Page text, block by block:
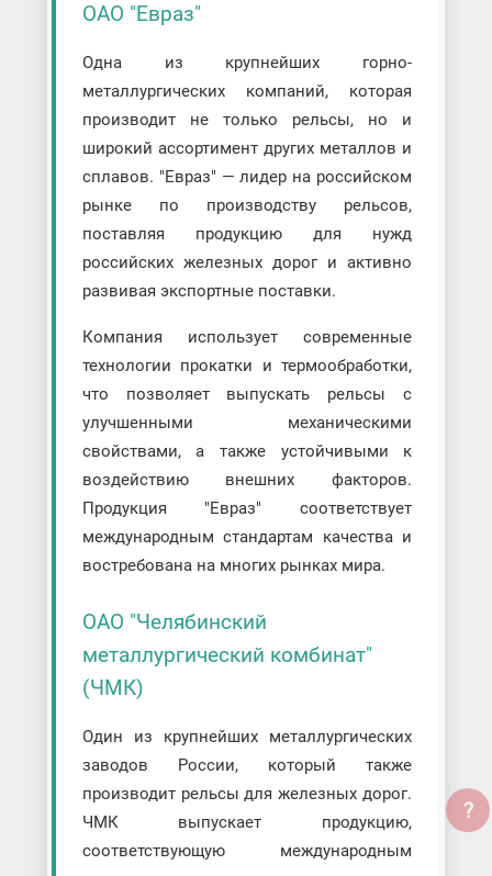
ОАО "Евраз"
Одна из крупнейших горно-
металлургических компаний, которая
производит не только рельсы, но и
широкий ассортимент других металлов и
сплавов. "Евраз" — лидер на российском
рынке по производству рельсов,
поставляя продукцию для нужд
российских железных дорог и активно
развивая экспортные поставки.
Компания использует современные
технологии прокатки и термообработки,
что позволяет выпускать рельсы с
улучшенными механическими
свойствами, а также устойчивыми к
воздействию внешних факторов.
Продукция "Евраз" соответствует
международным стандартам качества и
востребована на многих рынках мира.
ОАО "Челябинский
металлургический комбинат"
(ЧМК)
Один из крупнейших металлургических
заводов России, который также
производит рельсы для железных дорог.
ЧМК выпускает продукцию,
соответствующую международным
?